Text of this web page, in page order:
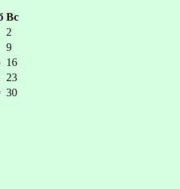
Вс
2
9
16
23
30